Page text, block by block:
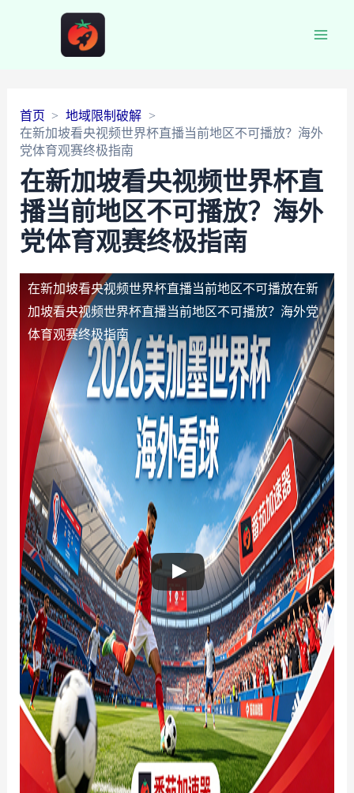
首页
地域限制破解
在新加坡看央视频世界杯直播当前地区不可播放？海外
党体育观赛终极指南
在新加坡看央视频世界杯直
播当前地区不可播放？海外
党体育观赛终极指南
在新加坡看央视频世界杯直播当前地区不可播放在新
加坡看央视频世界杯直播当前地区不可播放？海外党
体育观赛终极指南